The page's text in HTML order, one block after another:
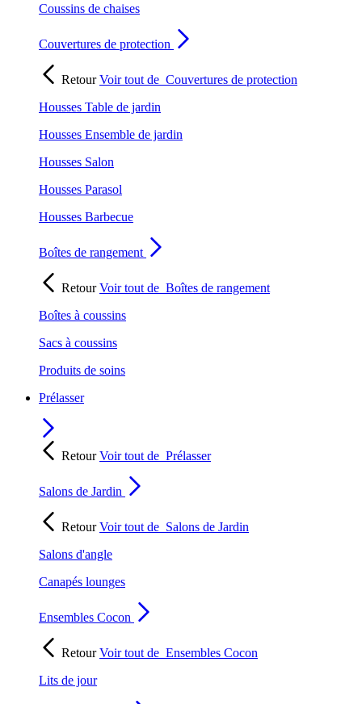
Coussins de chaises
Couvertures de protection
RetourVoir tout de Couvertures de protection
Housses Table de jardin
Housses Ensemble de jardin
Housses Salon
Housses Parasol
Housses Barbecue
Boîtes de rangement
RetourVoir tout de Boîtes de rangement
Boîtes à coussins
Sacs à coussins
Produits de soins
Prélasser
RetourVoir tout de Prélasser
Salons de Jardin
RetourVoir tout de Salons de Jardin
Salons d'angle
Canapés lounges
Ensembles Cocon
RetourVoir tout de Ensembles Cocon
Lits de jour